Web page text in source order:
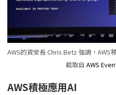
AWS的資安長 Chris Betz 強調，AWS
截取自 AWS
AWS積極應用AI